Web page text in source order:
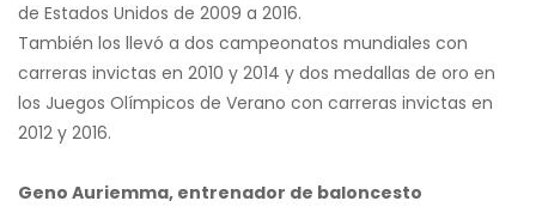
de Estados Unidos de 2009 a 2016.
También los llevó a dos campeonatos mundiales con
carreras invictas en 2010 y 2014 y dos medallas de oro en
los Juegos Olímpicos de Verano con carreras invictas en
2012 y 2016.
Geno Auriemma, entrenador de baloncesto